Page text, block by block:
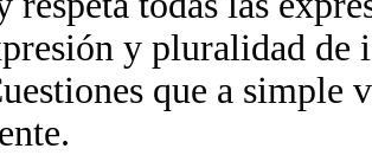
y pluralidad de
que a simple